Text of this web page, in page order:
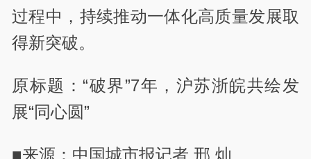
过程中，持续推动一体化高质量发展取
得新突破。
原标题：“破界”7年，沪苏浙皖共绘发
展“同心圆”
■来源：中国城市报记者 邢 灿